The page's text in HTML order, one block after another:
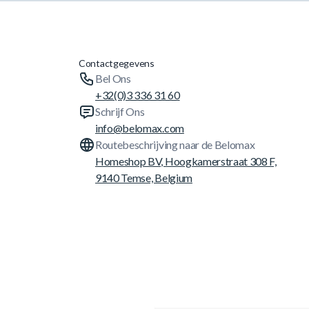
Contactgegevens
Bel Ons
+32(0)3 336 31 60
Schrijf Ons
info@belomax.com
Routebeschrijving naar de Belomax
Homeshop BV, Hoogkamerstraat 308 F,
9140 Temse, Belgium